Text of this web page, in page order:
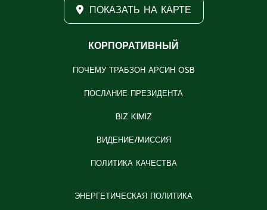
ПОКАЗАТЬ НА КАРТЕ
КОРПОРАТИВНЫЙ
ПОЧЕМУ ТРАБЗОН АРСИН OSB
ПОСЛАНИЕ ПРЕЗИДЕНТА
BIZ KIMIZ
ВИДЕНИЕ/МИССИЯ
ПОЛИТИКА КАЧЕСТВА
ЭНЕРГЕТИЧЕСКАЯ ПОЛИТИКА